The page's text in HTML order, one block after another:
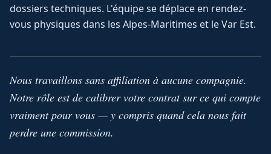
dossiers techniques. L'équipe se déplace en rendez-
vous physiques dans les Alpes-Maritimes et le Var Est.
Nous travaillons sans affiliation à aucune compagnie.
Notre rôle est de calibrer votre contrat sur ce qui compte
vraiment pour vous — y compris quand cela nous fait
perdre une commission.